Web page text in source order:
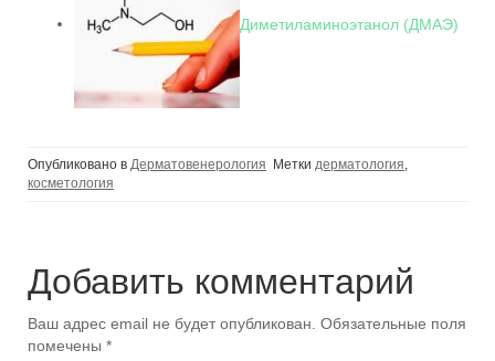
Диметиламиноэтанол (ДМАЭ)
Опубликовано в Дерматовенерология Метки дерматология
косметология
Добавить комментарий
Ваш адрес email не будет опубликован. Обязательные поля
помечены *